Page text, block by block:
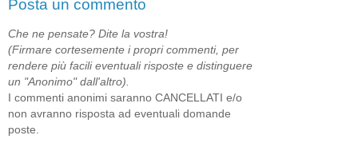
Posta un commento
Che ne pensate? Dite la vostra!
(Firmare cortesemente i propri commenti, per
rendere più facili eventuali risposte e distinguere
un "Anonimo" dall'altro).
I commenti anonimi saranno CANCELLATI e/o
non avranno risposta ad eventuali domande
poste.